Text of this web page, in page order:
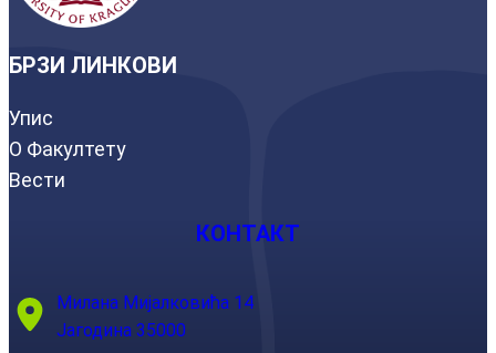
БРЗИ ЛИНКОВИ
Упис
О Факултету
Вести
КОНТАКТ
Милана Мијалковића 14
Јагодина 35000